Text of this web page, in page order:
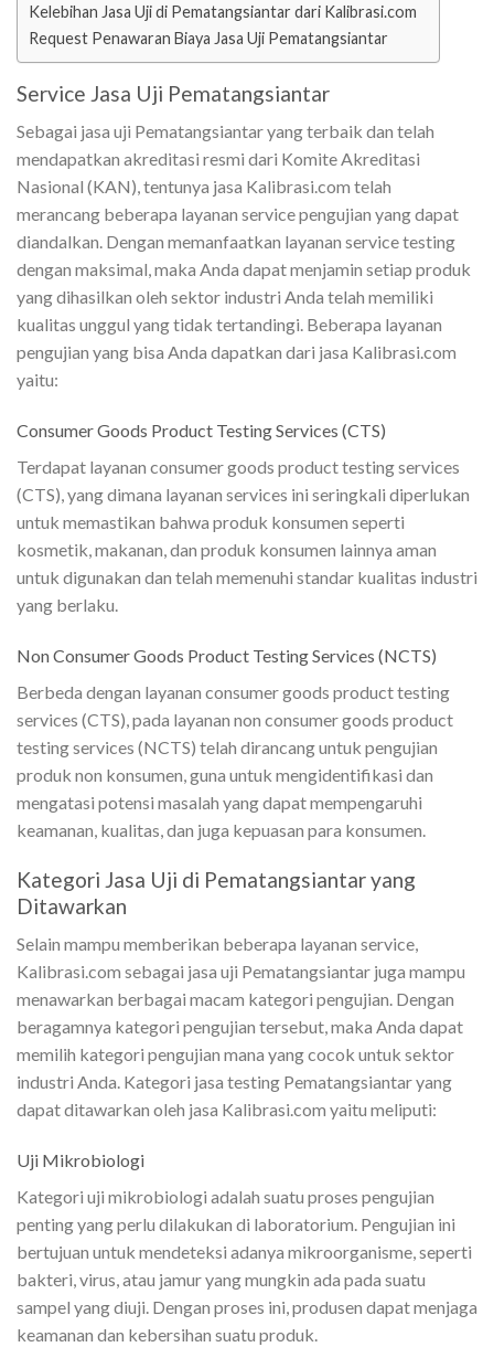
Kelebihan Jasa Uji di Pematangsiantar dari Kalibrasi.com
Request Penawaran Biaya Jasa Uji Pematangsiantar
Service Jasa Uji Pematangsiantar
Sebagai jasa uji Pematangsiantar yang terbaik dan telah
mendapatkan akreditasi resmi dari Komite Akreditasi
Nasional (KAN), tentunya jasa Kalibrasi.com telah
merancang beberapa layanan service pengujian yang dapat
diandalkan. Dengan memanfaatkan layanan service testing
dengan maksimal, maka Anda dapat menjamin setiap produk
yang dihasilkan oleh sektor industri Anda telah memiliki
kualitas unggul yang tidak tertandingi. Beberapa layanan
pengujian yang bisa Anda dapatkan dari jasa Kalibrasi.com
yaitu:
Consumer Goods Product Testing Services (CTS)
Terdapat layanan consumer goods product testing services
(CTS), yang dimana layanan services ini seringkali diperlukan
untuk memastikan bahwa produk konsumen seperti
kosmetik, makanan, dan produk konsumen lainnya aman
untuk digunakan dan telah memenuhi standar kualitas industri
yang berlaku.
Non Consumer Goods Product Testing Services (NCTS)
Berbeda dengan layanan consumer goods product testing
services (CTS), pada layanan non consumer goods product
testing services (NCTS) telah dirancang untuk pengujian
produk non konsumen, guna untuk mengidentifikasi dan
mengatasi potensi masalah yang dapat mempengaruhi
keamanan, kualitas, dan juga kepuasan para konsumen.
Kategori Jasa Uji di Pematangsiantar yang
Ditawarkan
Selain mampu memberikan beberapa layanan service,
Kalibrasi.com sebagai jasa uji Pematangsiantar juga mampu
menawarkan berbagai macam kategori pengujian. Dengan
beragamnya kategori pengujian tersebut, maka Anda dapat
memilih kategori pengujian mana yang cocok untuk sektor
industri Anda. Kategori jasa testing Pematangsiantar yang
dapat ditawarkan oleh jasa Kalibrasi.com yaitu meliputi:
Uji Mikrobiologi
Kategori uji mikrobiologi adalah suatu proses pengujian
penting yang perlu dilakukan di laboratorium. Pengujian ini
bertujuan untuk mendeteksi adanya mikroorganisme, seperti
bakteri, virus, atau jamur yang mungkin ada pada suatu
sampel yang diuji. Dengan proses ini, produsen dapat menjaga
keamanan dan kebersihan suatu produk.